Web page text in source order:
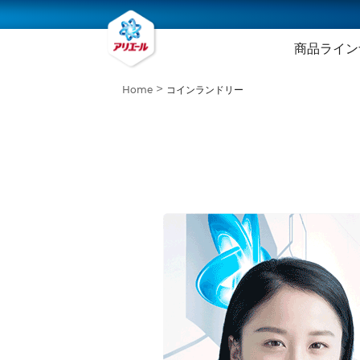
商品ライ
Home コインランドリー